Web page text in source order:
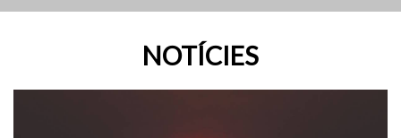
NOTÍCIES